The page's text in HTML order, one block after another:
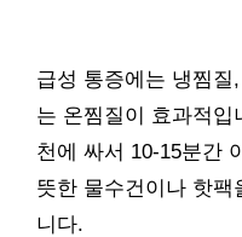
급성 통증에는 냉찜질
는 온찜질이 효과적
천에 싸서 10-15분간
뜻한 물수건이나 핫팩
니다.